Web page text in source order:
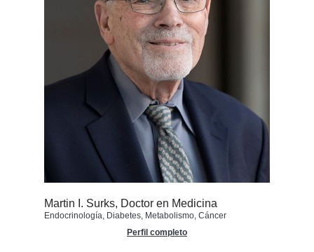
Martin I. Surks, Doctor en Medicina
Endocrinología, Diabetes, Metabolismo, Cáncer
Perfil completo